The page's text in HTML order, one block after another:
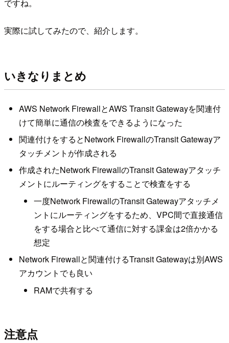
ですね。
実際に試してみたので、紹介します。
いきなりまとめ
AWS Network FirewallとAWS Transit Gatewayを関連付
けて簡単に通信の検査をできるようになった
関連付けをするとNetwork FirewallのTransit Gatewayア
タッチメントが作成される
作成されたNetwork FirewallのTransit Gatewayアタッチ
メントにルーティングをすることで検査をする
一度Network FirewallのTransit Gatewayアタッチメ
ントにルーティングをするため、VPC間で直接通信
をする場合と比べて通信に対する課金は2倍かかる
想定
Network Firewallと関連付けるTransit Gatewayは別AWS
アカウントでも良い
RAMで共有する
注意点